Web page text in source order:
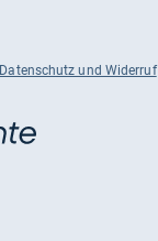
Datenschutz und Widerruf